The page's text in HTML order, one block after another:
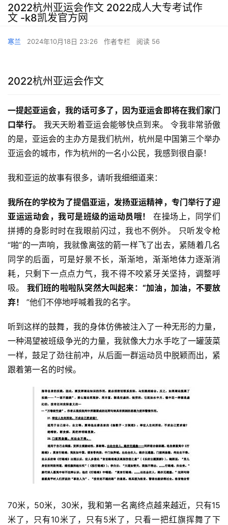
2022杭州亚运会作文 2022成人大专考试作
文 -k8凯发官方网
寒兰 2024年10月18日 23:26 作者专栏 阅读 56
2022杭州亚运会作文
一提起亚运会，我的话可多了，因为亚运会即将在我们家门
口举行。
我天天盼着亚运会能够快点到来。 令我非常骄傲
的是，亚运会的主办方是我们杭州，杭州是中国第三个举办
亚运会的城市，作为杭州的一名小公民，我感到很自豪！
我和亚运的故事有很多，请听我细细道来：
我所在的学校为了提倡亚运，发扬亚运精神，专门举行了迎
亚运运动会，我可是班级的运动员哦！
在操场上，同学们
拼搏的身影时时在我眼前闪过，我也不例外。 只听发令枪
“啪”的一声响，我就像离弦的箭一样飞了出去，紧随着几名
同学的后面，可是好景不长，渐渐地，渐渐地体力逐渐消
耗，只剩下一点点力气，我不得不咬紧牙关坚持，调整呼
吸。 我们班的啦啦队突然大叫起来：“加油，加油，不要放
弃！
”他们不停地呼喊着我的名字。
听到这样的鼓舞，我的身体仿佛被注入了一种无形的力量，
一种渴望被班级争光的力量，我就像大力水手吃了一罐菠菜
一样，鼓足了劲往前冲，从后面一群运动员中脱颖而出，紧
跟着第一名的时候。
70米，50米，30米，我和第一名离终点越来越近，只有15
米了，只有10米了，只有5米了，只看一把红旗挥舞了下